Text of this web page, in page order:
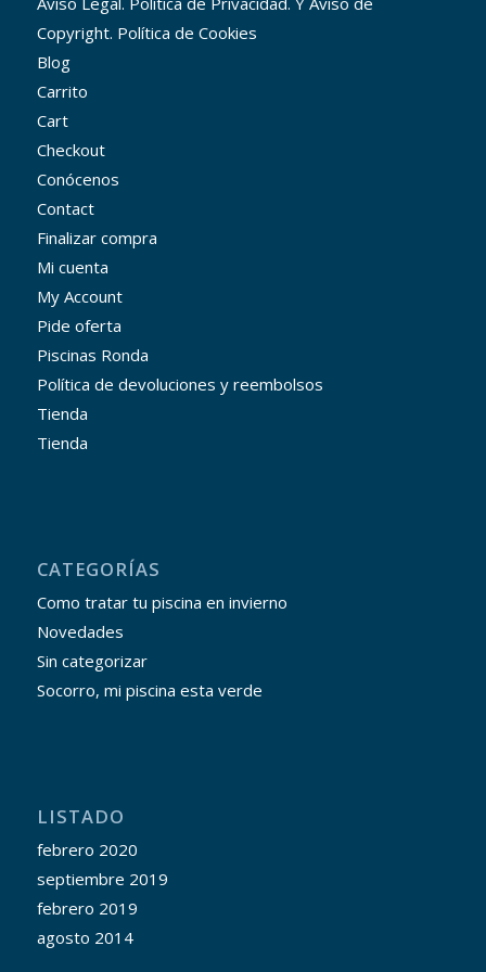
Copyright. Política de Cookies
Blog
Carrito
Cart
Checkout
Conócenos
Contact
Finalizar compra
Mi cuenta
My Account
Pide oferta
Piscinas Ronda
Política de devoluciones y reembolsos
Tienda
Tienda
CATEGORÍAS
Como tratar tu piscina en invierno
Novedades
Sin categorizar
Socorro, mi piscina esta verde
LISTADO
febrero 2020
septiembre 2019
febrero 2019
agosto 2014